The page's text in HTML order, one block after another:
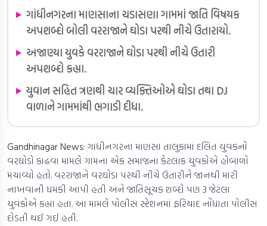
ગાંધીનગરના માણસાના ચડાસણા ગામમાં જાતિ વિષયક
અપશબ્દો બોલી વરરાજાને ઘોડા પરથી નીચે ઉતારાયો.
અજાણ્યા યુવકે વરરાજાને ઘોડા પરથી નીચે ઉતારી
અપશબ્દો કહ્યા.
યુવાન સહિત ત્રણથી ચાર વ્યક્તિઓએ ઘોડા તથા DJ
વાળાને ગામમાંથી ભગાડી દીધા.
Gandhinagar News: ગાંધીનગરના માણસા તાલુકામાં દલિત યુવકનો
વરઘોડો કાઢવા મામલે ગામના એક સમાજના કેટલાક યુવકોએ હોબાળો
મચાવ્યો હતો. વરરાજાને વરઘોડા પરથી નીચે ઉતારીને જાનથી મારી
નાખવાની ધમકી આપી હતી અને જાતિસૂચક શબ્દો પણ 3 જેટલા
યુવકોએ કહ્યા હતા. આ મામલે પોલીસ સ્ટેશનમાં ફરિયાદ નોંધાતા પોલીસ
દોડતી થઈ ગઈ હતી.